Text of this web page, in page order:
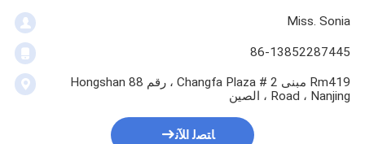
Miss. Sonia
86-13852287445
Rm419 مبنى 2 # Changfa Plaza ، رقم 88 Hongshan
Road ، Nanjing ، الصين
ﺎﺘﺼﻟ ﺍﻶﻧ